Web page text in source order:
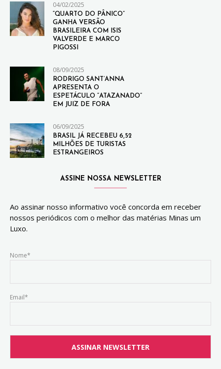
04/02/2025
“QUARTO DO PÂNICO”
GANHA VERSÃO
BRASILEIRA COM ISIS
VALVERDE E MARCO
PIGOSSI
08/09/2025
RODRIGO SANT’ANNA
APRESENTA O
ESPETÁCULO “ATAZANADO”
EM JUIZ DE FORA
06/09/2025
BRASIL JÁ RECEBEU 6,52
MILHÕES DE TURISTAS
ESTRANGEIROS
ASSINE NOSSA NEWSLETTER
Ao assinar nosso informativo você concorda em receber
nossos periódicos com o melhor das matérias Minas um
Luxo.
Nome*
Email*